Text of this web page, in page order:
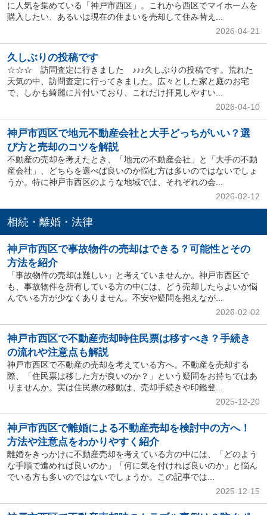
に人気を集めている「神戸市西区」。これから西区でマイホームを
購入したい、あるいは現在の住まいを売却して住み替え...
2026-04-21
久しぶりの投稿です
☆☆☆ 訪問査定に行きました ♪♪♪久しぶりの投稿です。荒れた
天気の中、訪問査定に行ってきました。広々とした家と庭のお宅
で、しかも綺麗に片付いており、これだけ拝見しやすい...
2026-04-10
神戸市西区で地元不動産会社と大手どっちがいい？選
び方と売却のコツを解説
不動産の売却を考えたとき、「地元の不動産会社」と「大手の不動
産会社」、どちらを選べば良いのか悩む方は多いのではないでしょ
うか。特に神戸市西区のような地域では、それぞれの会...
2026-02-12
相続・離婚・法律
神戸市西区で事故物件の売却はできる？可能性とその
方法を紹介
「事故物件の売却は難しい」と考えていませんか。神戸市西区で
も、事故物件を所有している方の中には、どう売却したらよいか悩
んでいる方が少なくありません。不安や疑問を抱えなが...
2026-02-02
神戸市西区で不動産売却時住民票は移すべき？手続き
の流れや注意点も解説
神戸市西区で不動産の売却を考えている方へ。不動産を売却する
際、「住民票は移した方が良いのか？」という疑問をお持ちではあ
りませんか。実は住民票の移動は、売却手続きや印鑑登...
2025-12-20
神戸市西区で離婚による不動産売却を検討中の方へ！
方法や注意点をわかりやすく紹介
離婚をきっかけに不動産売却を考えている方の中には、「どのよう
な手順で進めれば良いのか」「何に気を付ければ良いのか」と悩ん
でいる方も多いのではないでしょうか。この記事では...
2025-12-15